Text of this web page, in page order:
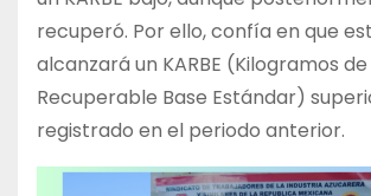
recuperó. Por ello, confía en que
alcanzará un KARBE (Kilogramos
Recuperable Base Estándar)
registrado en el periodo anterior.